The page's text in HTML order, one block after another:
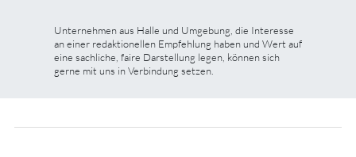
Unternehmen aus Halle und Umgebung, die Interesse
an einer redaktionellen Empfehlung haben und Wert auf
eine sachliche, faire Darstellung legen, können sich
gerne mit uns in Verbindung setzen.